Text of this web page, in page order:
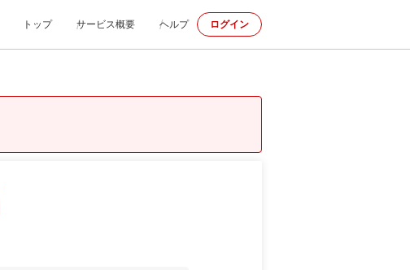
トップ サービス概要 ヘルプ ログイン